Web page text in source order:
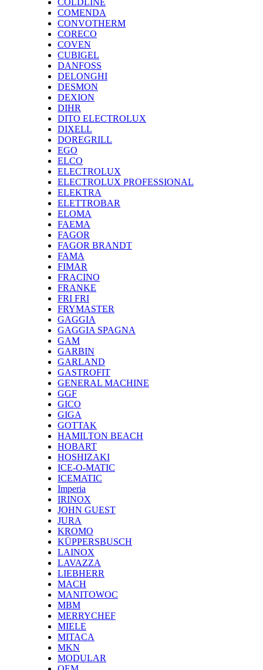
COLDLINE
COMENDA
CONVOTHERM
CORECO
COVEN
CUBIGEL
DANFOSS
DELONGHI
DESMON
DEXION
DIHR
DITO ELECTROLUX
DIXELL
DOREGRILL
EGO
ELCO
ELECTROLUX
ELECTROLUX PROFESSIONAL
ELEKTRA
ELETTROBAR
ELOMA
FAEMA
FAGOR
FAGOR BRANDT
FAMA
FIMAR
FRACINO
FRANKE
FRI FRI
FRYMASTER
GAGGIA
GAGGIA SPAGNA
GAM
GARBIN
GARLAND
GASTROFIT
GENERAL MACHINE
GGF
GICO
GIGA
GOTTAK
HAMILTON BEACH
HOBART
HOSHIZAKI
ICE-O-MATIC
ICEMATIC
Imperia
IRINOX
JOHN GUEST
JURA
KROMO
KÜPPERSBUSCH
LAINOX
LAVAZZA
LIEBHERR
MACH
MANITOWOC
MBM
MERRYCHEF
MIELE
MITACA
MKN
MODULAR